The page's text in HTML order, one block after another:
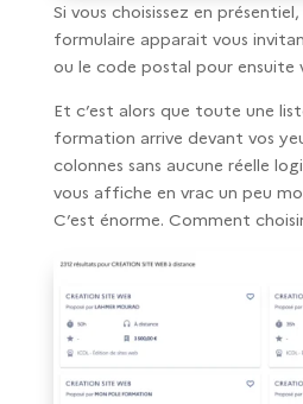
Si vous choisissez en
formulaire apparait vous
ou le code postal pour ensuite
Et c’est alors que toute une
formation arrive devant vos
colonnes sans aucune réelle
vous affiche en vrac un peu
C’est énorme. Comment